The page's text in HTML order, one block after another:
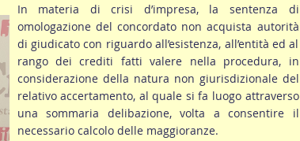
In materia di crisi d’impresa, la sentenza di
omologazione del concordato non acquista autorità
di giudicato con riguardo all’esistenza, all’entità ed al
rango dei crediti fatti valere nella procedura, in
considerazione della natura non giurisdizionale del
relativo accertamento, al quale si fa luogo attraverso
una sommaria delibazione, volta a consentire il
necessario calcolo delle maggioranze.